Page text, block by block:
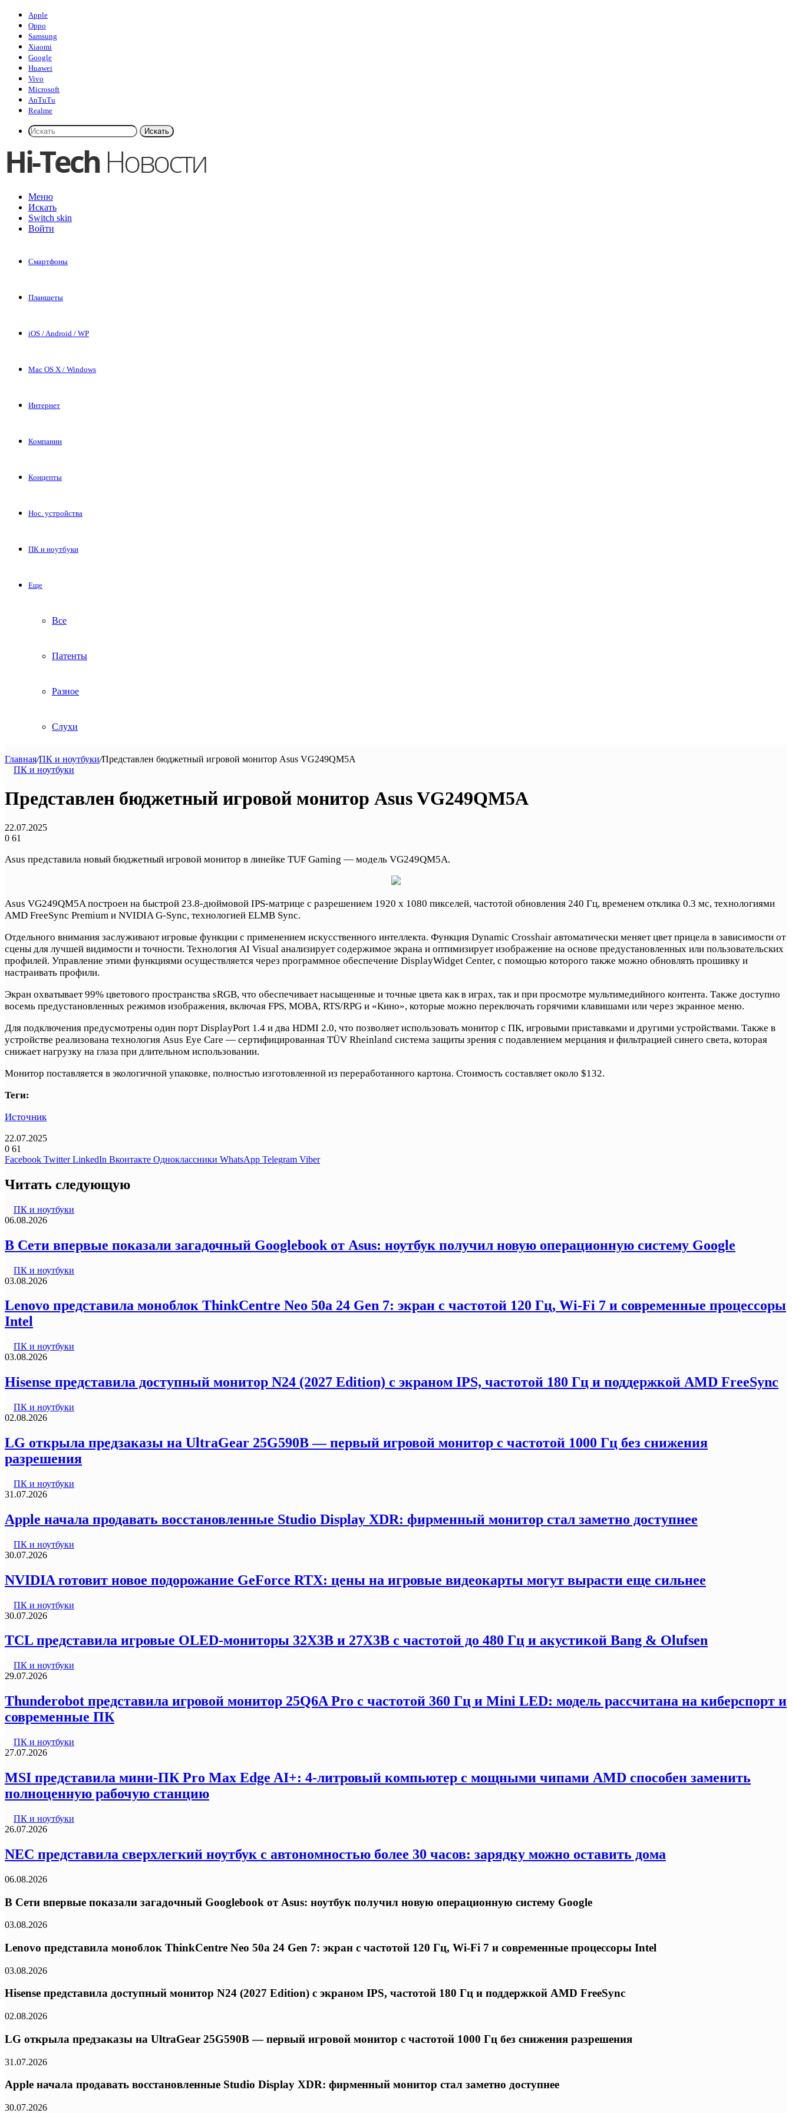
Apple
Oppo
Samsung
Xiaomi
Google
Huawei
Vivo
Microsoft
AnTuTu
Realme
Искать
Меню
Искать
Switch skin
Войти
Смартфоны
Планшеты
iOS / Android / WP
Mac OS X / Windows
Интернет
Компании
Концепты
Нос. устройства
ПК и ноутбуки
Еще
Все
Патенты
Разное
Слухи
Главная/ПК и ноутбуки/Представлен бюджетный игровой монитор Asus VG249QM5A
ПК и ноутбуки
Представлен бюджетный игровой монитор Asus VG249QM5A
22.07.2025
0 61
Asus представила новый бюджетный игровой монитор в линейке TUF Gaming — модель VG249QM5A.
Asus VG249QM5A построен на быстрой 23.8-дюймовой IPS-матрице с разрешением 1920 х 1080 пикселей, частотой обновления 240 Гц, временем отклика 0.3 мс, технологиями
AMD FreeSync Premium и NVIDIA G-Sync, технологией ELMB Sync.
Отдельного внимания заслуживают игровые функции с применением искусственного интеллекта. Функция Dynamic Crosshair автоматически меняет цвет прицела в зависимости от
сцены для лучшей видимости и точности. Технология AI Visual анализирует содержимое экрана и оптимизирует изображение на основе предустановленных или пользовательских
профилей. Управление этими функциями осуществляется через программное обеспечение DisplayWidget Center, с помощью которого также можно обновлять прошивку и
настраивать профили.
Экран охватывает 99% цветового пространства sRGB, что обеспечивает насыщенные и точные цвета как в играх, так и при просмотре мультимедийного контента. Также доступно
восемь предустановленных режимов изображения, включая FPS, MOBA, RTS/RPG и «Кино», которые можно переключать горячими клавишами или через экранное меню.
Для подключения предусмотрены один порт DisplayPort 1.4 и два HDMI 2.0, что позволяет использовать монитор с ПК, игровыми приставками и другими устройствами. Также в
устройстве реализована технология Asus Eye Care — сертифицированная TÜV Rheinland система защиты зрения с подавлением мерцания и фильтрацией синего света, которая
снижает нагрузку на глаза при длительном использовании.
Монитор поставляется в экологичной упаковке, полностью изготовленной из переработанного картона. Стоимость составляет около $132.
Теги:
Источник
22.07.2025
0 61
Facebook Twitter LinkedIn Вконтакте Одноклассники WhatsApp Telegram Viber
Читать следующую
ПК и ноутбуки
06.08.2026
В Сети впервые показали загадочный Googlebook от Asus: ноутбук получил новую операционную систему Google
ПК и ноутбуки
03.08.2026
Lenovo представила моноблок ThinkCentre Neo 50a 24 Gen 7: экран с частотой 120 Гц, Wi-Fi 7 и современные процессоры
Intel
ПК и ноутбуки
03.08.2026
Hisense представила доступный монитор N24 (2027 Edition) с экраном IPS, частотой 180 Гц и поддержкой AMD FreeSync
ПК и ноутбуки
02.08.2026
LG открыла предзаказы на UltraGear 25G590B — первый игровой монитор с частотой 1000 Гц без снижения
разрешения
ПК и ноутбуки
31.07.2026
Apple начала продавать восстановленные Studio Display XDR: фирменный монитор стал заметно доступнее
ПК и ноутбуки
30.07.2026
NVIDIA готовит новое подорожание GeForce RTX: цены на игровые видеокарты могут вырасти еще сильнее
ПК и ноутбуки
30.07.2026
TCL представила игровые OLED-мониторы 32X3B и 27X3B с частотой до 480 Гц и акустикой Bang & Olufsen
ПК и ноутбуки
29.07.2026
Thunderobot представила игровой монитор 25Q6A Pro с частотой 360 Гц и Mini LED: модель рассчитана на киберспорт и
современные ПК
ПК и ноутбуки
27.07.2026
MSI представила мини-ПК Pro Max Edge AI+: 4-литровый компьютер с мощными чипами AMD способен заменить
полноценную рабочую станцию
ПК и ноутбуки
26.07.2026
NEC представила сверхлегкий ноутбук с автономностью более 30 часов: зарядку можно оставить дома
06.08.2026
В Сети впервые показали загадочный Googlebook от Asus: ноутбук получил новую операционную систему Google
03.08.2026
Lenovo представила моноблок ThinkCentre Neo 50a 24 Gen 7: экран с частотой 120 Гц, Wi-Fi 7 и современные процессоры Intel
03.08.2026
Hisense представила доступный монитор N24 (2027 Edition) с экраном IPS, частотой 180 Гц и поддержкой AMD FreeSync
02.08.2026
LG открыла предзаказы на UltraGear 25G590B — первый игровой монитор с частотой 1000 Гц без снижения разрешения
31.07.2026
Apple начала продавать восстановленные Studio Display XDR: фирменный монитор стал заметно доступнее
30.07.2026